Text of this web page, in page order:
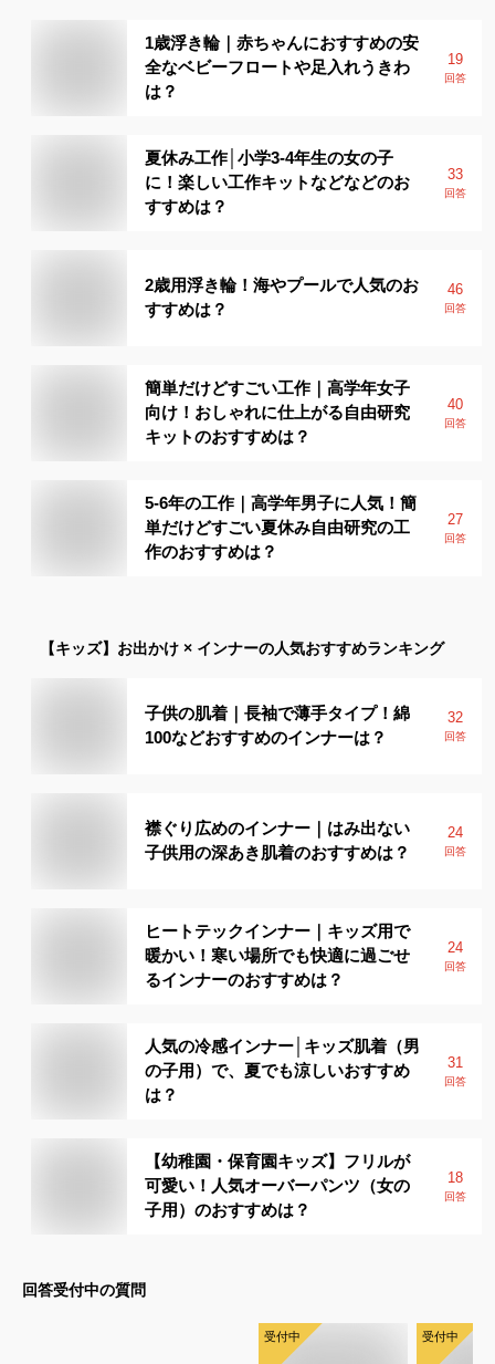
1歳浮き輪｜赤ちゃんにおすすめの安
全なベビーフロートや足入れうきわ
は？
19
回答
夏休み工作│小学3-4年生の女の子
に！楽しい工作キットなどなどのお
すすめは？
33
回答
2歳用浮き輪！海やプールで人気のお
すすめは？
46
回答
簡単だけどすごい工作｜高学年女子
向け！おしゃれに仕上がる自由研究
キットのおすすめは？
40
回答
5-6年の工作｜高学年男子に人気！簡
単だけどすごい夏休み自由研究の工
作のおすすめは？
27
回答
【キッズ】 お出かけ × インナーの人気おすすめランキング
子供の肌着｜長袖で薄手タイプ！綿
100などおすすめのインナーは？
32
回答
襟ぐり広めのインナー｜はみ出ない
子供用の深あき肌着のおすすめは？
24
回答
ヒートテックインナー｜キッズ用で
暖かい！寒い場所でも快適に過ごせ
るインナーのおすすめは？
24
回答
人気の冷感インナー│キッズ肌着（男
の子用）で、夏でも涼しいおすすめ
は？
31
回答
【幼稚園・保育園キッズ】フリルが
可愛い！人気オーバーパンツ（女の
子用）のおすすめは？
18
回答
回答受付中の質問
受付中 受付中